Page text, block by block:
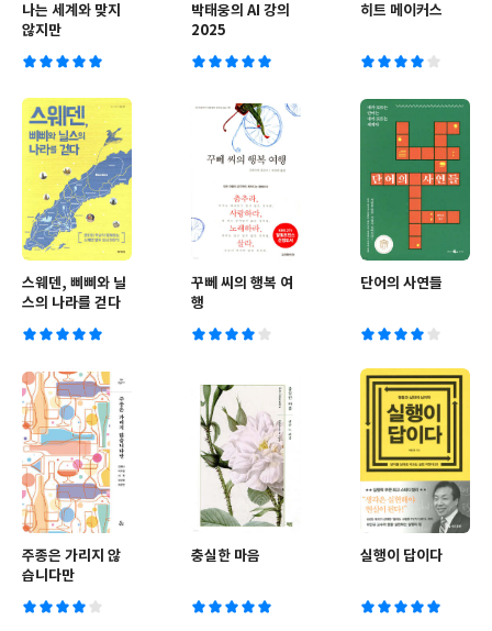
나는 세계와 맞지
않지만
박태웅의 AI 강의
2025
히트 메이커스
스웨덴, 삐삐와 닐
스의 나라를 걷다
꾸뻬 씨의 행복 여
행
단어의 사연들
주종은 가리지 않
습니다만
충실한 마음 실행이 답이다